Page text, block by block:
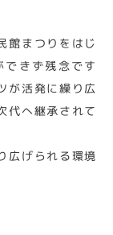
館まつりをはじ
きず残念です
が活発に繰り広
代へ継承されて
広げられる環境